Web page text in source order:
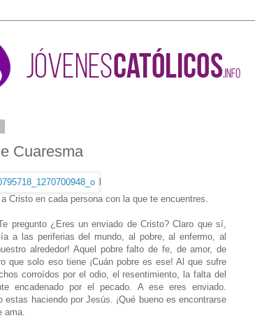
Cuaresma
l
Cristo en cada persona con la que te encuentres.
pregunto ¿Eres un enviado de Cristo? Claro que sí,
a las periferias del mundo, al pobre, al enfermo, al
alrededor! Aquel pobre falto de fe, de amor, de
que solo eso tiene ¡Cuán pobre es ese! Al que sufre
corroídos por el odio, el resentimiento, la falta del
encadenado por el pecado. A ese eres enviado.
haciendo por Jesús. ¡Qué bueno es encontrarse
ama.